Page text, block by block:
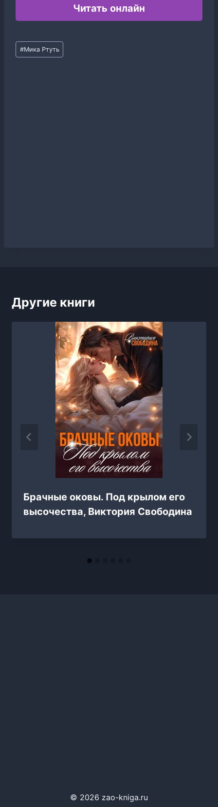
Читать онлайн
Метки
записи:
#Мика Ртуть
Другие книги
Брачные оковы. Под крылом его
высочества, Виктория Свободина
© 2026 zao-kniga.ru